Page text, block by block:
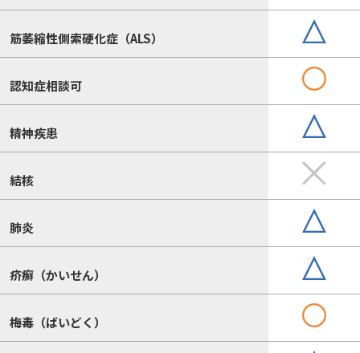
筋萎縮性側索硬化症（ALS）
認知症相談可
精神疾患
結核
肺炎
疥癬（かいせん）
梅毒（ばいどく）